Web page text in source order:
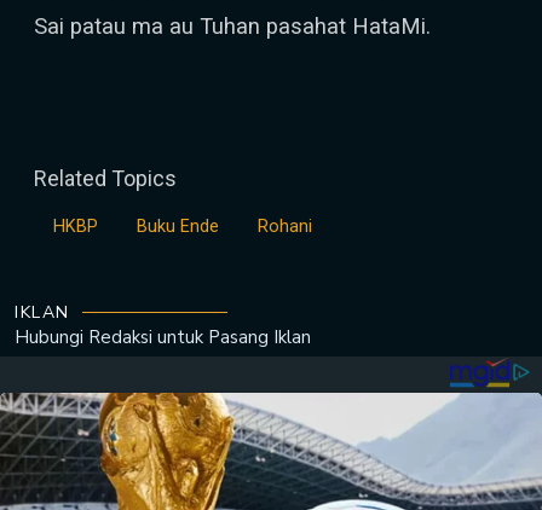
Sai patau ma au Tuhan pasahat HataMi.
Related Topics
HKBP Buku Ende Rohani
IKLAN
Hubungi Redaksi untuk Pasang Iklan